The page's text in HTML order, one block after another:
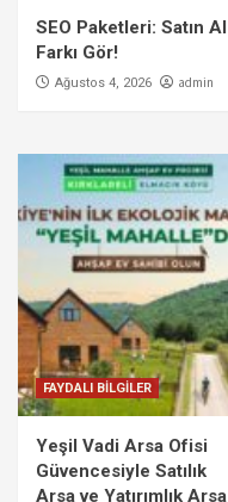
SEO Paketleri: Satın Al
Farkı Gör!
Ağustos 4, 2026 admin
FAYDALI BİLGİLER
Yeşil Vadi Arsa Ofisi
Güvencesiyle Satılık
Arsa ve Yatırımlık Arsa